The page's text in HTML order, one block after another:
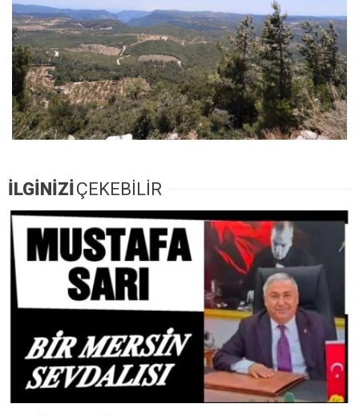
İLGİNİZİÇEKEBİLİR